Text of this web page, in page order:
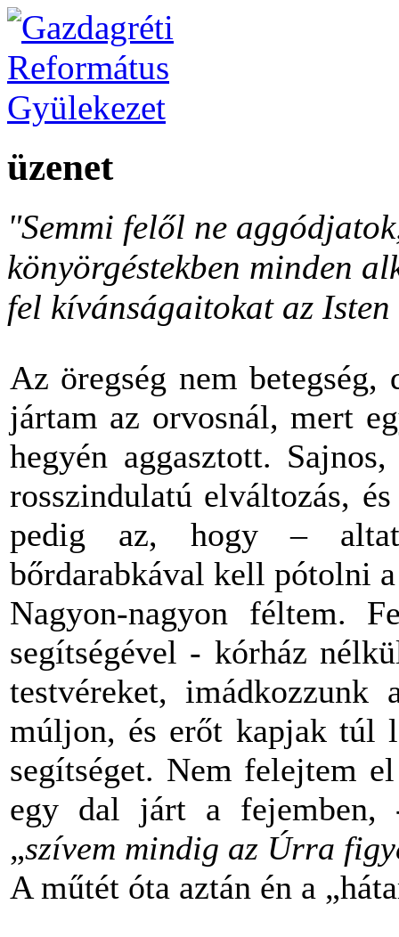
üzenet
"Semmi felől ne
könyörgéstekben minden
fel kívánságaitokat az
Az öregség nem
jártam az orvosnál, mert
hegyén aggasztott.
rosszindulatú elváltozás,
pedig az, hogy –
bőrdarabkával kell pótolni
Nagyon-nagyon féltem.
segítségével - kórház
testvéreket,
múljon, és erőt kapjak túl
segítséget. Nem felejtem
egy dal járt a fejemben,
„szívem mindig az Úrra
A műtét óta aztán én a